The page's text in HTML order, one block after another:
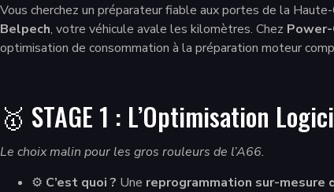
Vous cherchez un préparateur fiable aux portes de la
Belpech, votre véhicule avale les kilomètres. Chez
optimisation de consommation à la préparation moteur
🥇 STAGE 1 : L’Optimisation
Le choix malin pour les gros rouleurs de l’A66.
⚙️ C’est quoi ? Une reprogrammation sur-mesure